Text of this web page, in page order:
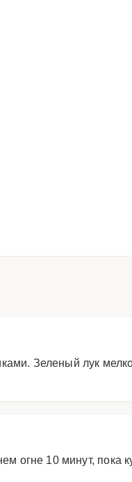
Зеленый лук
огне 10 минут, пока